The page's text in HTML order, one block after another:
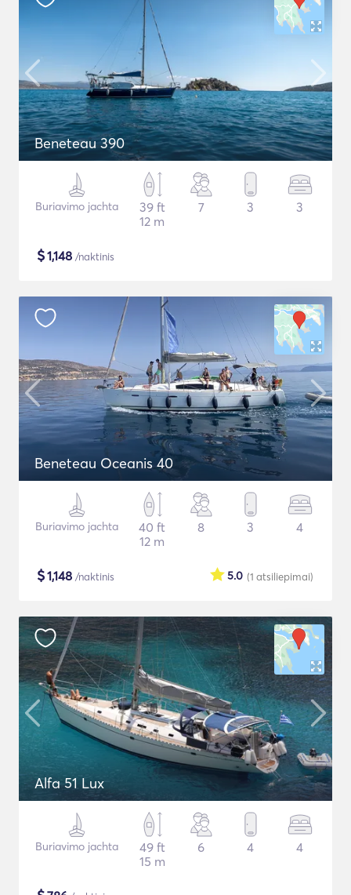
Beneteau 390
Buriavimo jachta
39 ft
12 m
7 3 3
$1,148 /naktinis
Beneteau Oceanis 40
Buriavimo jachta
40 ft
12 m
8 3 4
$1,148 /naktinis (1 atsiliepimai)
5.0
Alfa 51 Lux
Buriavimo jachta
49 ft
15 m
6 4 4